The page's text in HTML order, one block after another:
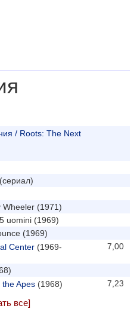
/ Roots: The Next
(1971)
uomini (1969)
(1969)
7,00
Center (1969-
7,23
the Apes (1968)
все]